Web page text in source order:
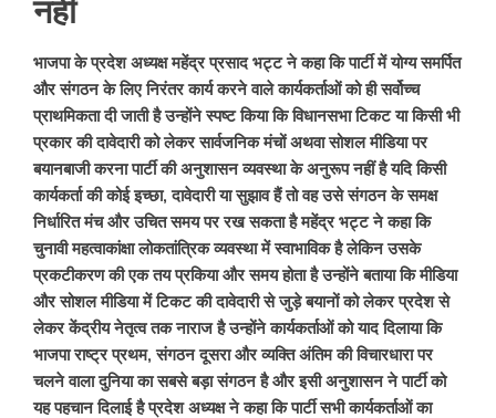
नहीं
भाजपा के प्रदेश अध्यक्ष महेंद्र प्रसाद भट्ट ने कहा कि पार्टी में योग्य समर्पित
और संगठन के लिए निरंतर कार्य करने वाले कार्यकर्ताओं को ही सर्वोच्च
प्राथमिकता दी जाती है उन्होंने स्पष्ट किया कि विधानसभा टिकट या किसी भी
प्रकार की दावेदारी को लेकर सार्वजनिक मंचों अथवा सोशल मीडिया पर
बयानबाजी करना पार्टी की अनुशासन व्यवस्था के अनुरूप नहीं है यदि किसी
कार्यकर्ता की कोई इच्छा, दावेदारी या सुझाव हैं तो वह उसे संगठन के समक्ष
निर्धारित मंच और उचित समय पर रख सकता है महेंद्र भट्ट ने कहा कि
चुनावी महत्वाकांक्षा लोकतांत्रिक व्यवस्था में स्वाभाविक है लेकिन उसके
प्रकटीकरण की एक तय प्रकिया और समय होता है उन्होंने बताया कि मीडिया
और सोशल मीडिया में टिकट की दावेदारी से जुड़े बयानों को लेकर प्रदेश से
लेकर केंद्रीय नेतृत्व तक नाराज है उन्होंने कार्यकर्ताओं को याद दिलाया कि
भाजपा राष्ट्र प्रथम, संगठन दूसरा और व्यक्ति अंतिम की विचारधारा पर
चलने वाला दुनिया का सबसे बड़ा संगठन है और इसी अनुशासन ने पार्टी को
यह पहचान दिलाई है प्रदेश अध्यक्ष ने कहा कि पार्टी सभी कार्यकर्ताओं का